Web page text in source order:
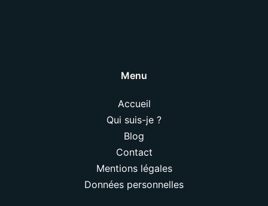
Menu
Accueil
Qui suis-je ?
Blog
Contact
Mentions légales
Données personnelles